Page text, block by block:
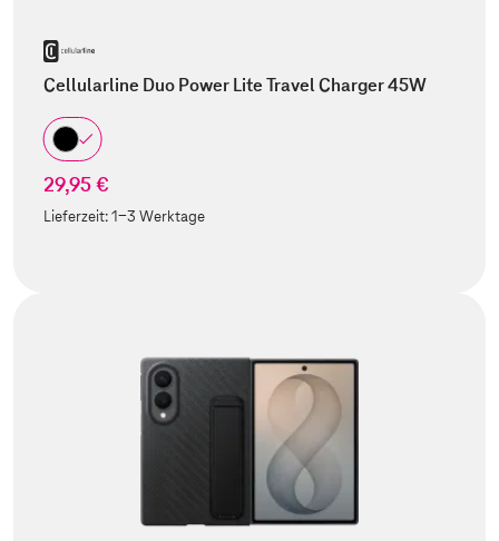
Cellularline Duo Power Lite Travel Charger 45W
29,95 €
Lieferzeit:1-3 Werktage